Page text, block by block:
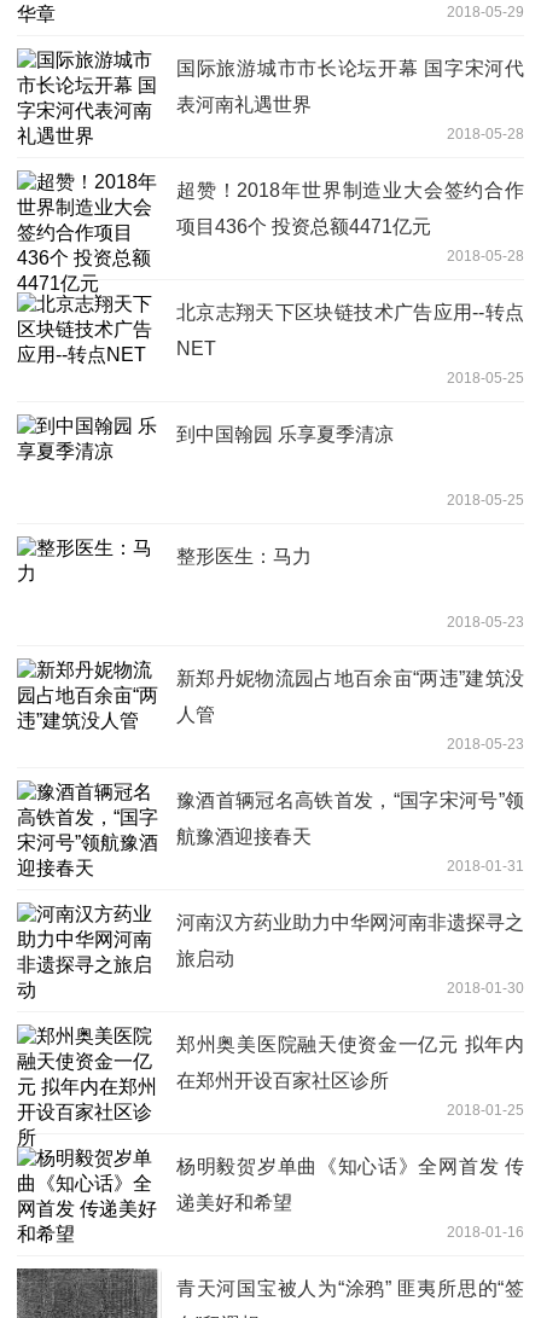
2018-05-29
国际旅游城市市长论坛开幕 国字宋河代
表河南礼遇世界
2018-05-28
超赞！2018年世界制造业大会签约合作
项目436个 投资总额4471亿元
2018-05-28
北京志翔天下区块链技术广告应用--转点
NET
2018-05-25
到中国翰园 乐享夏季清凉
2018-05-25
整形医生：马力
2018-05-23
新郑丹妮物流园占地百余亩“两违”建筑没
人管
2018-05-23
豫酒首辆冠名高铁首发，“国字宋河号”领
航豫酒迎接春天
2018-01-31
河南汉方药业助力中华网河南非遗探寻之
旅启动
2018-01-30
郑州奥美医院融天使资金一亿元 拟年内
在郑州开设百家社区诊所
2018-01-25
杨明毅贺岁单曲《知心话》全网首发 传
递美好和希望
2018-01-16
青天河国宝被人为“涂鸦” 匪夷所思的“签